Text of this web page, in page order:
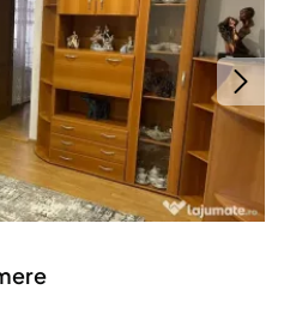
profesionale